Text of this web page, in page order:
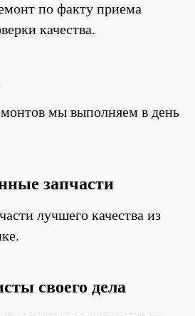
по факту приема
качества.
мы выполняем в день
запчасти
лучшего качества из
своего дела